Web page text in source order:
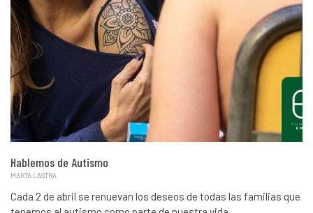
Hablemos de Autismo
MARTA LASTRA
Cada 2 de abril se renuevan los deseos de todas las familias que